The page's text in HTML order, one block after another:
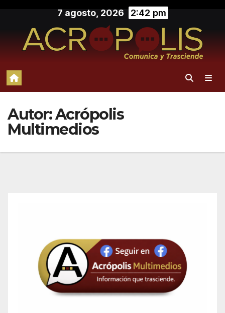
contenido
7 agosto, 2026 2:42 pm
Autor:Acrópolis
Multimedios